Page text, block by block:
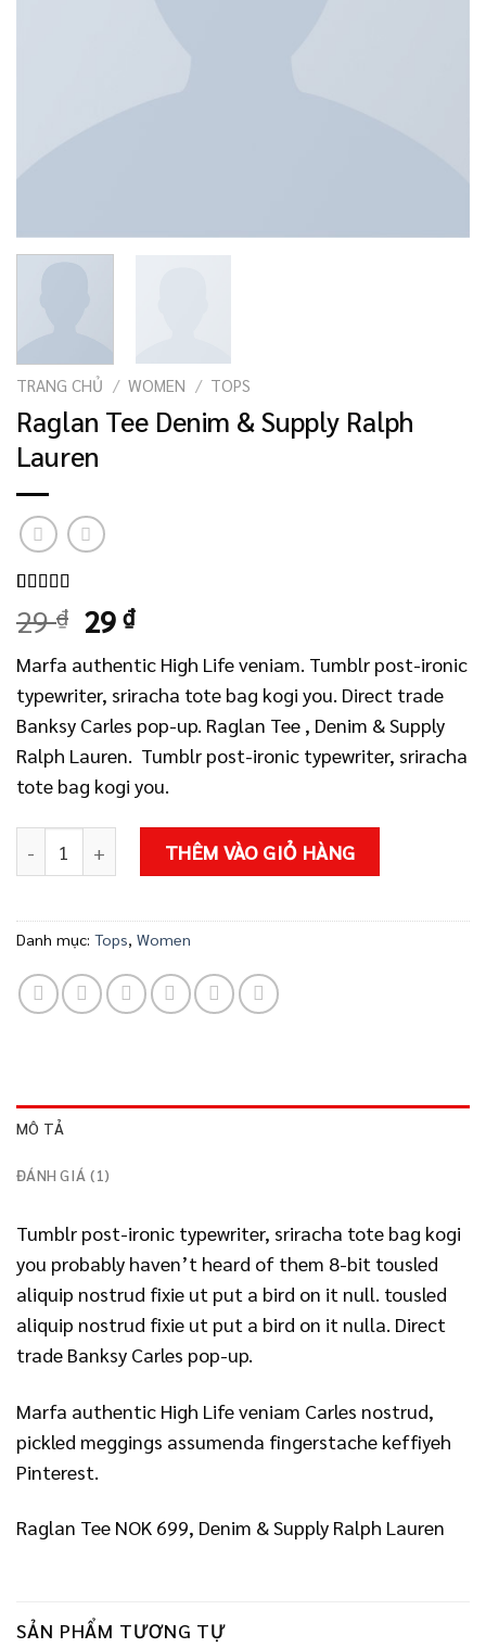
TRANG CHỦ / WOMEN / TOPS
Raglan Tee Denim & Supply Ralph
Lauren
trên 5
dựa trên
29₫ Giá
gốc
là:
29 ₫.
29₫Giá
hiện
tại
là:
29 ₫.
Marfa authentic High Life veniam. Tumblr post-ironic
typewriter, sriracha tote bag kogi you. Direct trade
Banksy Carles pop-up. Raglan Tee , Denim & Supply
Ralph Lauren. Tumblr post-ironic typewriter, sriracha
tote bag kogi you.
Raglan Tee Denim & Supply Ralph Lauren số lượng
THÊM VÀO GIỎ HÀNG
Danh mục: Tops, Women
MÔ TẢ
ĐÁNH GIÁ (1)
Tumblr post-ironic typewriter, sriracha tote bag kogi
you probably haven’t heard of them 8-bit tousled
aliquip nostrud fixie ut put a bird on it null. tousled
aliquip nostrud fixie ut put a bird on it nulla. Direct
trade Banksy Carles pop-up.
Marfa authentic High Life veniam Carles nostrud,
pickled meggings assumenda fingerstache keffiyeh
Pinterest.
Raglan Tee NOK 699, Denim & Supply Ralph Lauren
SẢN PHẨM TƯƠNG TỰ